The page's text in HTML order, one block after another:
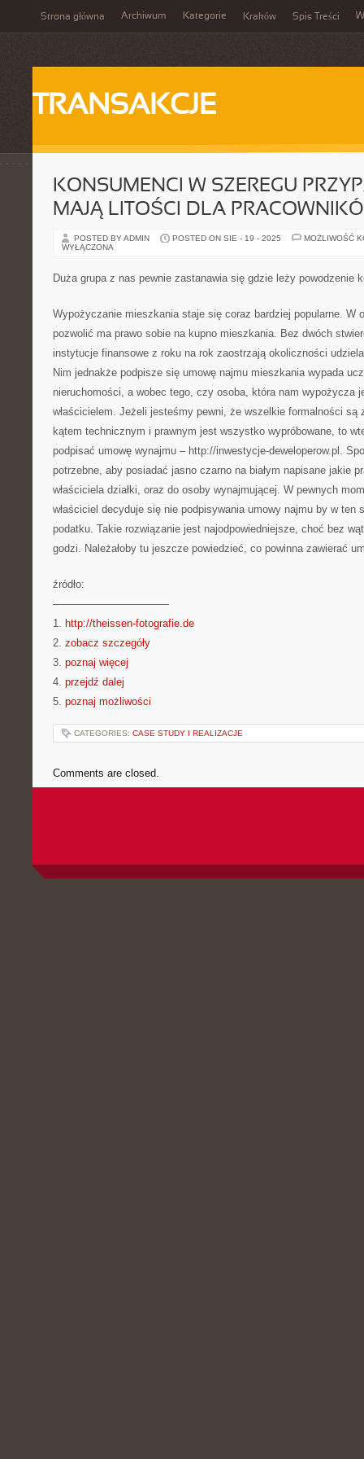
Strona główna Archiwum Kategorie Kraków Spis Treści
TRANSAKCJE
KONSUMENCI W SZEREGU
MAJĄ LITOŚCI DLA
POSTED BY ADMIN POSTED ON SIE - 19 - 2025
MOŻLIWOŚĆ
WYŁĄCZONA
Duża grupa z nas pewnie zastanawia się gdzie leży powodzenie
Wypożyczanie mieszkania staje się coraz bardziej popularne. W
pozwolić ma prawo sobie na kupno mieszkania. Bez dwóch
instytucje finansowe z roku na rok zaostrzają okoliczności
Nim jednakże podpisze się umowę najmu mieszkania wypada
nieruchomości, a wobec tego, czy osoba, która nam wypożycza
właścicielem. Jeżeli jesteśmy pewni, że wszelkie formalności są
kątem technicznym i prawnym jest wszystko wypróbowane, to
podpisać umowę wynajmu – http://inwestycje-deweloperow.pl.
potrzebne, aby posiadać jasno czarno na białym napisane jakie
właściciela działki, oraz do osoby wynajmującej. W pewnych
właściciel decyduje się nie podpisywania umowy najmu by w ten
podatku. Takie rozwiązanie jest najodpowiedniejsze, choć bez
godzi. Należałoby tu jeszcze powiedzieć, co powinna zawierać
źródło:
———————————
1. http://theissen-fotografie.de
2. zobacz szczegóły
3. poznaj więcej
4. przejdź dalej
5. poznaj możliwości
CATEGORIES: CASE STUDY I REALIZACJE
Comments are closed.